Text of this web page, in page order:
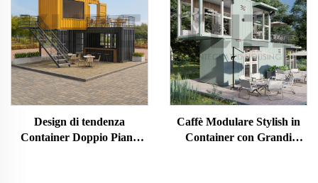
Design di tendenza
Container Doppio Piano
Caffè Modulare Stylish in
Container con Grandi